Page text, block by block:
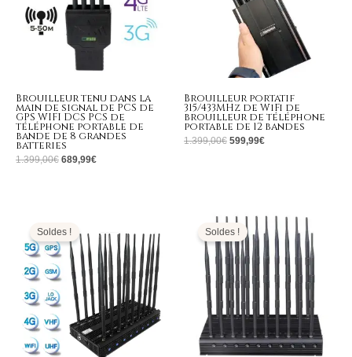
Brouilleur tenu dans la
main de signal de PCS de
GPS WIFI DCS PCS de
téléphone portable de
bande de 8 grandes
batteries
1.399,00€ 689,99€
Brouilleur portatif
315/433MHz de WiFi de
brouilleur de téléphone
portable de 12 bandes
1.399,00€ 599,99€
Soldes !
initial
était :
1.399,00€.
est :
669,99€.
Soldes !
prix
initial
était :
1.299,00€.
prix
actuel
est :
699,99€.